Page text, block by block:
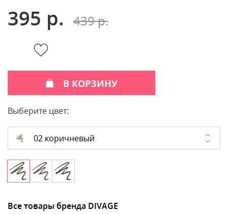
395 р. 439 р.
В КОРЗИНУ
Выберите цвет:
02 коричневый
Все товары бренда DIVAGE